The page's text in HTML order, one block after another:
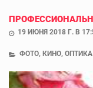
19 ИЮНЯ 2018 Г. В
ФОТО, КИНО, ОПТИКА